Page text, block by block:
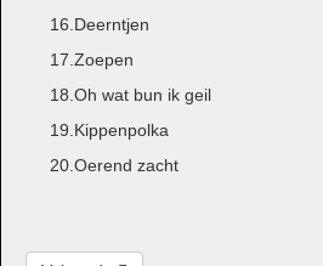
16.Deerntjen
17.Zoepen
18.Oh wat bun ik geil
19.Kippenpolka
20.Oerend zacht